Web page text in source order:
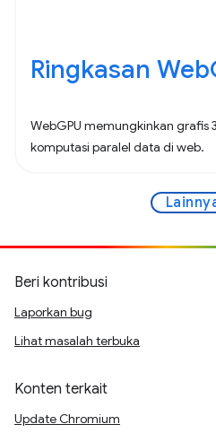
Ringkasan
WebGPU memungkinkan
komputasi paralel data di web.
Beri kontribusi
Laporkan bug
Lihat masalah terbuka
Konten terkait
Update Chromium